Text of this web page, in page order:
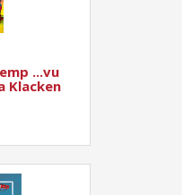
...vu
Klacken